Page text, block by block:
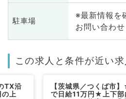
駐車場
※最新情報を
お問い合わ
この求人と条件が近い求
TX沿
上
【茨城県／つくば市
で日給11万円★上下部